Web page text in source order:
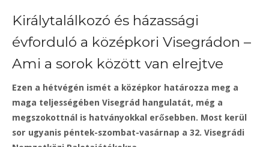
Királytalálkozó és házassági
évforduló a középkori Visegrádon –
Ami a sorok között van elrejtve
Ezen a hétvégén ismét a középkor határozza meg a
maga teljességében Visegrád hangulatát, még a
megszokottnál is hatványokkal erősebben. Most kerül
sor ugyanis péntek-szombat-vasárnap a 32. Visegrádi